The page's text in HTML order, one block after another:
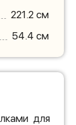
221.2 см
54.4 см
для